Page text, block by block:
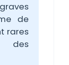
de
rares
des